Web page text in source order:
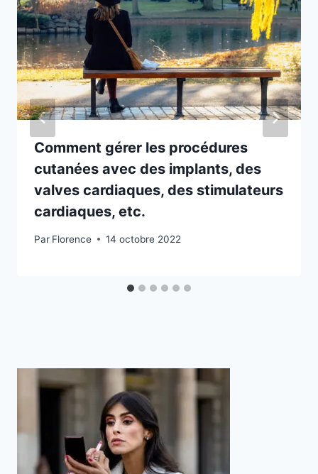
Comment gérer les procédures
cutanées avec des implants, des
valves cardiaques, des stimulateurs
cardiaques, etc.
Par Florence 14 octobre 2022